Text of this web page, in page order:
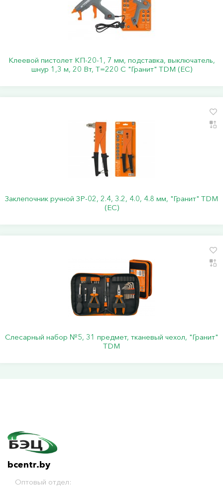
Клеевой пистолет КП-20-1, 7 мм, подставка, выключатель,
шнур 1,3 м, 20 Вт, Т=220 С "Гранит" TDM (ЕС)
Заклепочник ручной ЗР-02, 2.4, 3.2, 4.0, 4.8 мм, "Гранит" TDM
(ЕС)
Слесарный набор №5, 31 предмет, тканевый чехол, "Гранит"
TDM
bcentr.by
Оптовый отдел: